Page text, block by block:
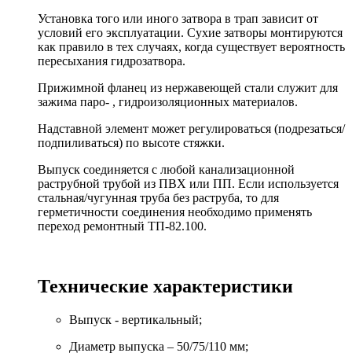
Установка того или иного затвора в трап зависит от
условий его эксплуатации. Сухие затворы монтируются
как правило в тех случаях, когда существует вероятность
пересыхания гидрозатвора.
Прижимной фланец из нержавеющей стали служит для
зажима паро- , гидроизоляционных материалов.
Надставной элемент может регулироваться (подрезаться/
подпиливаться) по высоте стяжки.
Выпуск соединяется с любой канализационной
раструбной трубой из ПВХ или ПП. Если используется
стальная/чугунная труба без раструба, то для
герметичности соединения необходимо применять
переход ремонтный ТП-82.100.
Технические характеристики
Выпуск - вертикальный;
Диаметр выпуска – 50/75/110 мм;